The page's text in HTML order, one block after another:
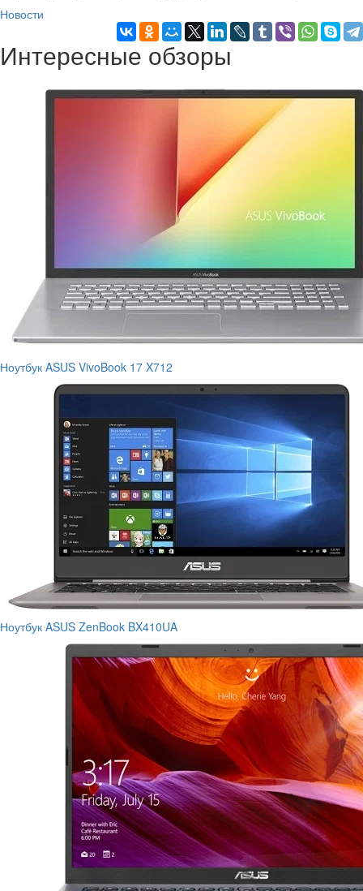
Новости
Интересные обзоры
Ноутбук ASUS VivoBook 17 X712
Ноутбук ASUS ZenBook BX410UA